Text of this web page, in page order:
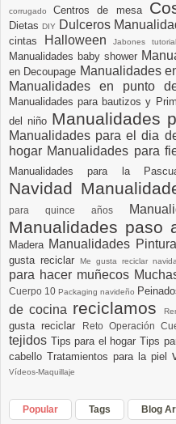
corrugadoCentros de mesa
DietasDIY Dulceros
cintas
Halloween Jabones
Manualidades baby shower
en Decoupage Manualidades
Manualidades en punto
Manualidades para bautizos y
del niño Manualidades
Manualidades para el dia
hogar Manualidades para
Manualidades para la
Navidad
para quince años
Manualidades paso
Madera Manualidades
gusta reciclar
Me gusta reciclar
para hacer muñecos
Cuerpo 10 Packaging navideño
de cocina reciclamos
gusta reciclar
Reto Operación
tejidos Tips para el hogarTips
cabello Tratamientos para la piel
Vídeos-Maquillaje
Popular Tags Blog